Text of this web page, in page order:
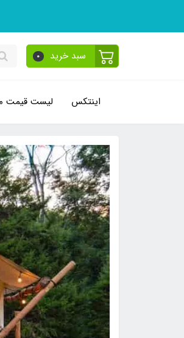
سبد خرید 0
اینتکس لیست قیمت